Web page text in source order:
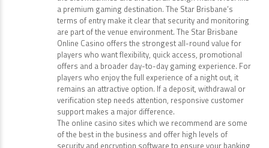
a premium gaming destination. The Star Brisbane’s
terms of entry make it clear that security and monitoring
are part of the venue environment. The Star Brisbane
Online Casino offers the strongest all-round value for
players who want flexibility, quick access, promotional
offers and a broader day-to-day gaming experience. For
players who enjoy the full experience of a night out, it
remains an attractive option. If a deposit, withdrawal or
verification step needs attention, responsive customer
support makes a major difference.
The online casino sites which we recommend are some
of the best in the business and offer high levels of